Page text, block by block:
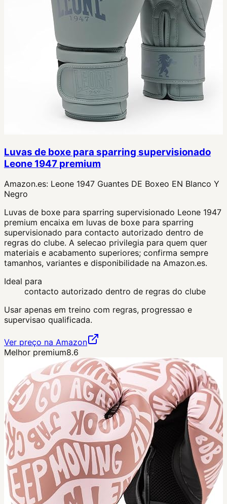
Luvas de boxe para sparring supervisionado
Leone 1947 premium
Amazon.es: Leone 1947 Guantes DE Boxeo EN Blanco Y
Negro
Luvas de boxe para sparring supervisionado Leone 1947
premium encaixa em luvas de boxe para sparring
supervisionado para contacto autorizado dentro de
regras do clube. A selecao privilegia para quem quer
materiais e acabamento superiores; confirma sempre
tamanhos, variantes e disponibilidade na Amazon.es.
Ideal para
contacto autorizado dentro de regras do clube
Usar apenas em treino com regras, progressao e
supervisao qualificada.
Ver preço na Amazon
Melhor premium8.6